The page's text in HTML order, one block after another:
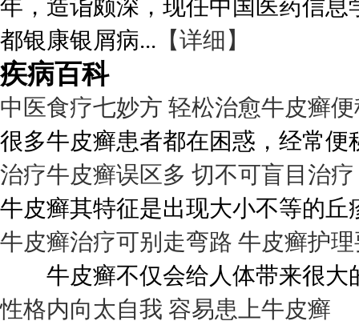
年，造诣颇深，现任中国医药信
都银康银屑病... 【详细】
疾病百科
中医食疗七妙方 轻松治愈牛皮癣
很多牛皮癣患者都在困惑，经常便
治疗牛皮癣误区多 切不可盲目治疗
牛皮癣其特征是出现大小不等的丘
牛皮癣治疗可别走弯路 牛皮癣护
牛皮癣不仅会给人体带来很大
性格内向太自我 容易患上牛皮癣